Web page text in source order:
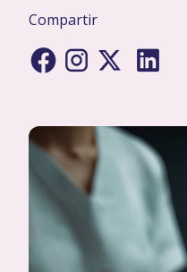
Compartir